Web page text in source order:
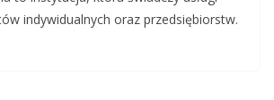
indywidualnych oraz przedsiębiorstw.